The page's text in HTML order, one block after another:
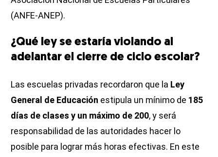
(ANFE-ANEP).
¿Qué ley se estaría violando al
adelantar el cierre de ciclo escolar?
Las escuelas privadas recordaron que la Ley
General de Educación estipula un mínimo de 185
días de clases y un máximo de 200, y será
responsabilidad de las autoridades hacer lo
posible para lograr más horas efectivas. En este